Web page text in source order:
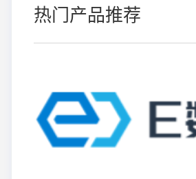
热门产品推荐